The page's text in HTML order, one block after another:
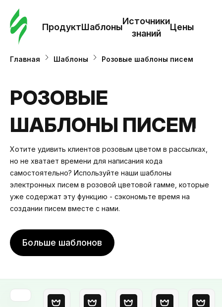
ПродуктШаблоны
Источники
знаний
Цены
Главная Шаблоны Розовые шаблоны писем
РОЗОВЫЕ
ШАБЛОНЫ ПИСЕМ
Хотите удивить клиентов розовым цветом в рассылках,
но не хватает времени для написания кода
самостоятельно? Используйте наши шаблоны
электронных писем в розовой цветовой гамме, которые
уже содержат эту функцию - сэкономьте время на
создании писем вместе с нами.
Больше шаблонов